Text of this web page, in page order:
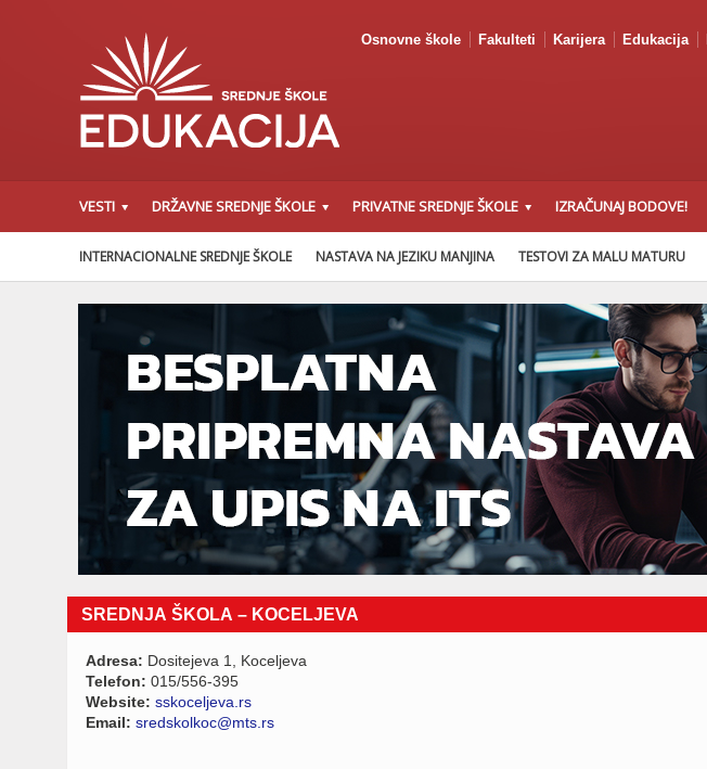
Osnovne škole Fakulteti Karijera Edukacija
VESTI DRŽAVNE SREDNJE ŠKOLE PRIVATNE SREDNJE ŠKOLE IZRAČUNAJ BODOVE!
INTERNACIONALNE SREDNJE ŠKOLE NASTAVA NA JEZIKU MANJINA TESTOVI ZA MALU MATURU
SREDNJA ŠKOLA – KOCELJEVA
Adresa: Dositejeva 1, Koceljeva
Telefon: 015/556-395
Website: sskoceljeva.rs
Email: sredskolkoc@mts.rs